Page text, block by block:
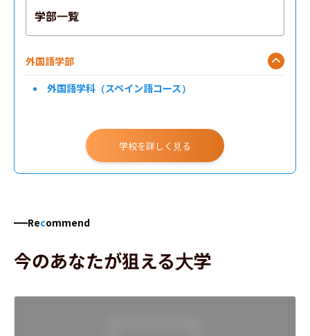
学部一覧
外国語学部
外国語学科（スペイン語コース）
学校を詳しく見る
Recommend
今のあなたが狙える大学